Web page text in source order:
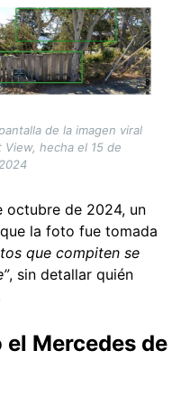
de la imagen viral
hecha el 15 de
octubre de 2024, un
la foto fue tomada
que compiten se
, sin detallar quién
Mercedes de